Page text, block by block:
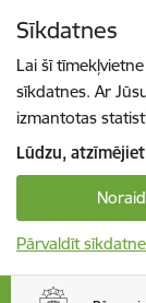
Sīkdatnes
Lai šī
sīkdatnes. Ar
izmantotas
Lūdzu,
Pārvaldīt